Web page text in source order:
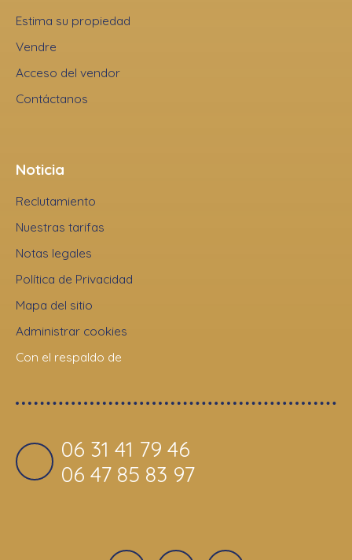
Estima su propiedad
Vendre
Acceso del vendor
Contáctanos
Noticia
Reclutamiento
Nuestras tarifas
Notas legales
Política de Privacidad
Mapa del sitio
Administrar cookies
Con el respaldo de
06 31 41 79 46
06 47 85 83 97